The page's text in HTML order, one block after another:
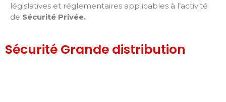
législatives et réglementaires applicables à l’activité
de Sécurité Privée.
Sécurité Grande distribution